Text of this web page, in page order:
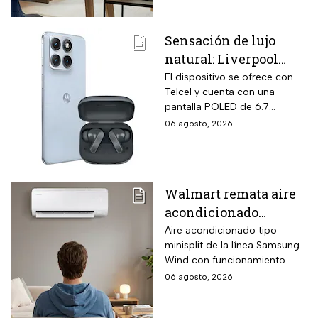
pulgadas y mochila ASUS
incluida en el mismo
empaque oficial.
Sensación de lujo
natural: Liverpool
remata el Motorola
Edge 70 Fusion de
256GB de
almacenamiento,
El dispositivo se ofrece con
Telcel y cuenta con una
pantalla POLED de 6.7
pulgadas y funciones
06 agosto, 2026
Walmart remata aire
acondicionado
Samsung Wind
Inverter frío y calor 1
tonelada con WiFi y
$3,500 de descuento
Aire acondicionado tipo
minisplit de la línea Samsung
Wind con funcionamiento
bidireccional frío y calor
06 agosto, 2026